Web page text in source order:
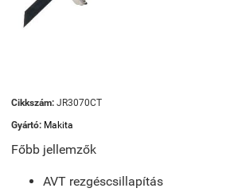
Cikkszám: JR3070CT
Gyártó: Makita
Főbb jellemzők
AVT rezgéscsillapítás